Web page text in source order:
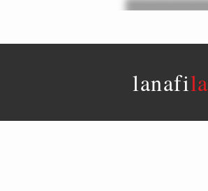
lanafila